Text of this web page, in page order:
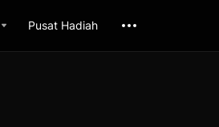
Pusat Hadiah